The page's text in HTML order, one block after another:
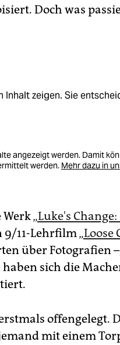
Doch was
zeigen. Sie
angezeigt werden. Damit
werden. Mehr dazu in
Werk„Luke's Change:
9/11-Lehrfilm„Loose
über Fotografien
sich die
offengelegt.
mit einem